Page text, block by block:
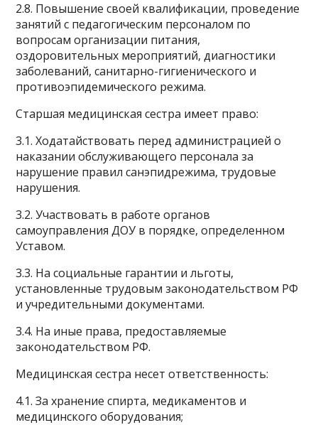
2.8. Повышение своей квалификации, проведение
занятий с педагогическим персоналом по
вопросам организации питания,
оздоровительных мероприятий, диагностики
заболеваний, санитарно-гигиенического и
противоэпидемического режима.
Старшая медицинская сестра имеет право:
3.1. Ходатайствовать перед администрацией о
наказании обслуживающего персонала за
нарушение правил санэпидрежима, трудовые
нарушения.
3.2. Участвовать в работе органов
самоуправления ДОУ в порядке, определенном
Уставом.
3.3. На социальные гарантии и льготы,
установленные трудовым законодательством РФ
и учредительными документами.
3.4. На иные права, предоставляемые
законодательством РФ.
Медицинская сестра несет ответственность:
4.1. За хранение спирта, медикаментов и
медицинского оборудования;